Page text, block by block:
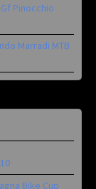
Pinocchio
Marradi MTB
Bike Cup